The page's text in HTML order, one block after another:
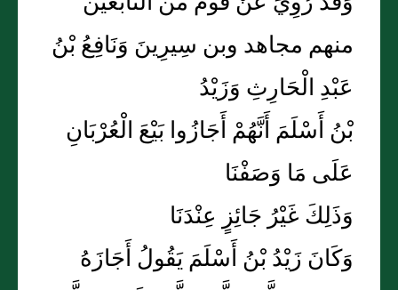
منهم مجاهد وبن سِيرِينَ وَنَافِعُ بْنُ
عَبْدِ الْحَارِثِ وَزَيْدُ
بْنُ أَسْلَمَ أَنَّهُمْ أَجَازُوا بَيْعَ الْعُرْبَانِ
عَلَى مَا وَصَفْنَا
وَذَلِكَ غَيْرُ جَائِزٍ عِنْدَنَا
وَكَانَ زَيْدُ بْنُ أَسْلَمَ يَقُولُ أَجَازَهُ